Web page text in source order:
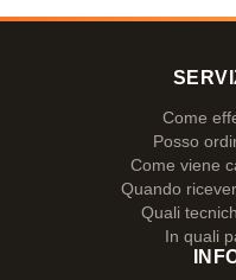
Come
Posso
Come viene
Quando
Quali
In quali